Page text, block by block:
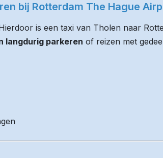
bij Rotterdam The Hague
is een taxi van Tholen naar
langdurig parkeren of reizen met